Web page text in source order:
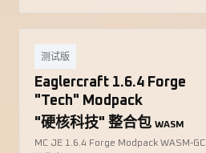
测试版
Eaglercraft 1.6.4 Forge
"Tech" Modpack
"硬核科技" 整合包 WASM
MC JE 1.6.4 Forge Modpack WASM-GC